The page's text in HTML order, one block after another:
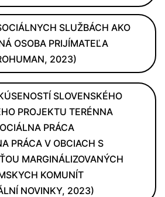
SLUŽBÁCH AKO
OSOBA PRIJÍMATEĽA
2023)
SLOVENSKÉHO
PROJEKTU TERÉNNA
PRÁCA
PRÁCA V OBCIACH S
MARGINÁLIZOVANÝCH
KOMUNÍT
NOVINKY, 2023)